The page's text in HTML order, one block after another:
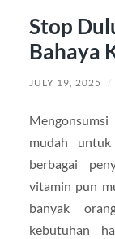
Stop
Bahaya
JULY 19, 2025 /
mudah
berbagai
vitamin pun
banyak
kebutuhan